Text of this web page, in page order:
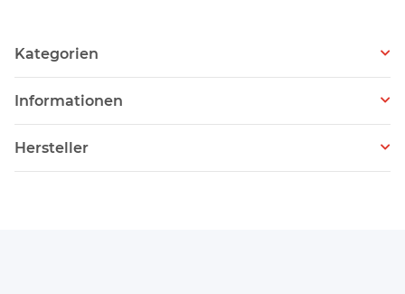
Kategorien
Informationen
Hersteller